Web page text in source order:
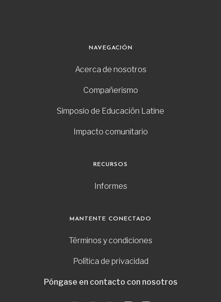
NAVEGACIÓN
Acerca de nosotros
Compañerismo
Simposio de Educación Latine
Impacto comunitario
RECURSOS
Informes
MANTENTE CONECTADO
Términos y condiciones
Política de privacidad
Póngase en contacto con nosotros